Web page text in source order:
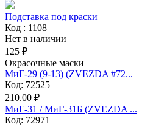
Подставка под краски
Код : 1108
Нет в наличии
125 ₽
Окрасочные маски
МиГ-29 (9-13) (ZVEZDA #72...
Код: 72525
210.00 ₽
МиГ-31 / МиГ-31Б (ZVEZDA ...
Код: 72971